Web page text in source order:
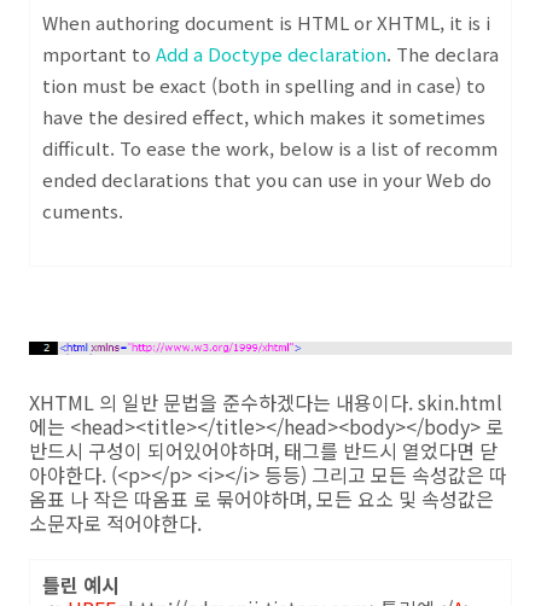
When authoring document is HTML or XHTML, it is i
mportant to Add a Doctype declaration. The declara
tion must be exact (both in spelling and in case) to
have the desired effect, which makes it sometimes
difficult. To ease the work, below is a list of recomm
ended declarations that you can use in your Web do
cuments.
XHTML 의 일반 문법을 준수하겠다는 내용이다. skin.html
에는 <head><title></title></head><body></body> 로
반드시 구성이 되어있어야하며, 태그를 반드시 열었다면 닫
아야한다. (<p></p> <i></i> 등등) 그리고 모든 속성값은 따
옴표 나 작은 따옴표 로 묶어야하며, 모든 요소 및 속성값은
소문자로 적어야한다.
틀린 예시